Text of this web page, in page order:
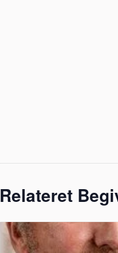
Relateret